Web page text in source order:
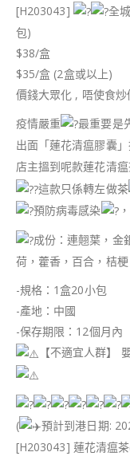
[H203043] 全
包)
$38/盒
$35/盒 (2盒或以上)
價錢大眾化 , 唔使食炒
疫情嚴重
最重要是
出面「蓮花清瘟膠囊
店主搵到呢款蓮花清
這款只係轉左做茶
預防病毒感染
成份：連翹葉，金
荷，藿香，百合，桔
-規格：1盒20小包
-產地：中國
-保存期限：12個月內
【不適宜人群】
( 預計到港日期:
[H203043] 蓮花清瘟